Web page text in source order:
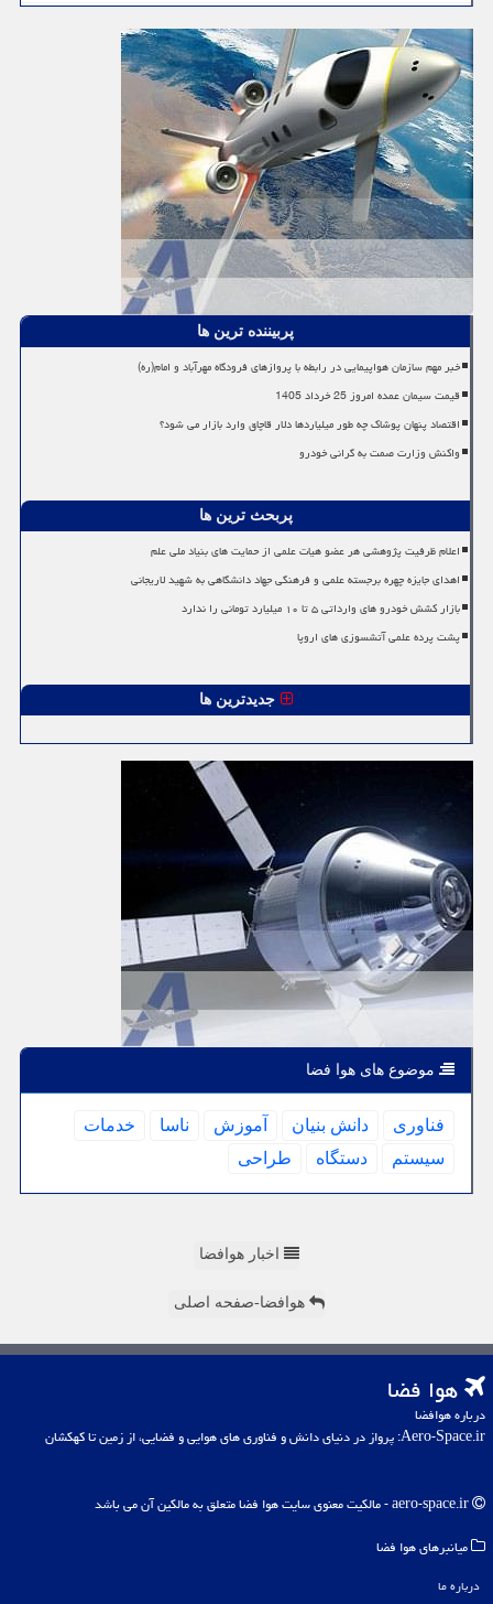
پربیننده ترین ها
خبر مهم سازمان هواپیمایی در رابطه با پروازهای فرودگاه مهرآباد و امام(ره)
قیمت سیمان عمده امروز 25 خرداد 1405
اقتصاد پنهان پوشاک چه طور میلیاردها دلار قاچاق وارد بازار می شود؟
واکنش وزارت صمت به گرانی خودرو
پربحث ترین ها
اعلام ظرفیت پژوهشی هر عضو هیات علمی از حمایت های بنیاد ملی علم
اهدای جایزه چهره برجسته علمی و فرهنگی جهاد دانشگاهی به شهید لاریجانی
بازار کشش خودرو های وارداتی ۵ تا ۱۰ میلیارد تومانی را ندارد
پشت پرده علمی آتشسوزی های اروپا
جدیدترین ها
موضوع های هوا فضا
فناوری دانش بنیان آموزش ناسا
خدمات
سیستم
دستگاه طراحی
اخبار هوافضا
هوافضا-صفحه اصلی
هوا فضا
درباره هوافضا
Aero-Space.ir: پرواز در دنیای دانش و فناوری های هوایی و فضایی، از زمین تا کهکشان
میانبرهای هوا فضا
درباره ما